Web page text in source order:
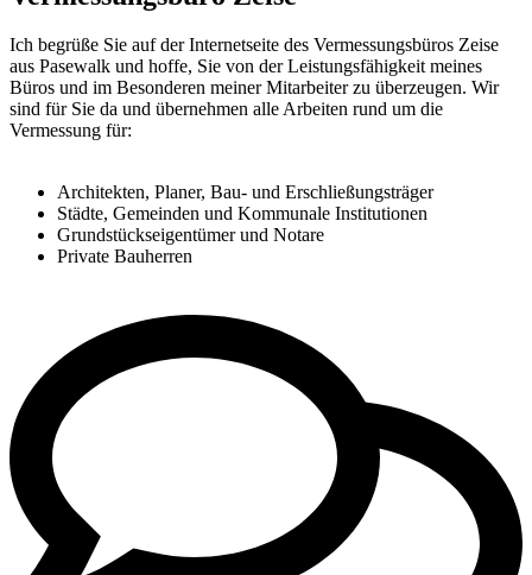
Ich begrüße Sie auf der Internetseite des Vermessungsbüros Zeise
aus Pasewalk und hoffe, Sie von der Leistungsfähigkeit meines
Büros und im Besonderen meiner Mitarbeiter zu überzeugen. Wir
sind für Sie da und übernehmen alle Arbeiten rund um die
Vermessung für:
Architekten, Planer, Bau- und Erschließungsträger
Städte, Gemeinden und Kommunale Institutionen
Grundstückseigentümer und Notare
Private Bauherren